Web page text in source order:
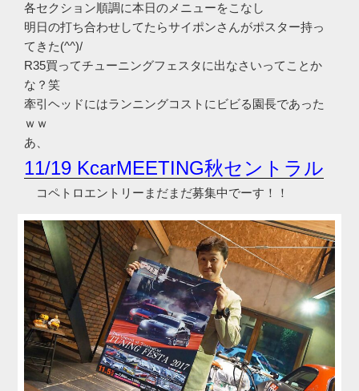
各セクション順調に本日のメニューをこなし
明日の打ち合わせしてたらサイポンさんがポスター持っ
てきた(^^)/
R35買ってチューニングフェスタに出なさいってことか
な？笑
牽引ヘッドにはランニングコストにビビる園長であった
ｗｗ
あ、
11/19 KcarMEETING秋セントラル
コペトロエントリーまだまだ募集中でーす！！